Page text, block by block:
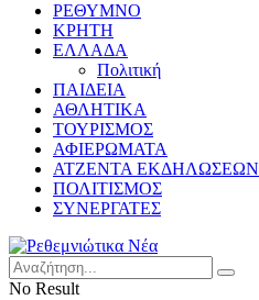
ΡΕΘΥΜΝΟ
ΚΡΗΤΗ
ΕΛΛΑΔΑ
Πολιτική
ΠΑΙΔΕΙΑ
ΑΘΛΗΤΙΚΑ
ΤΟΥΡΙΣΜΟΣ
ΑΦΙΕΡΩΜΑΤΑ
ΑΤΖΕΝΤΑ ΕΚΔΗΛΩΣΕΩΝ
ΠΟΛΙΤΙΣΜΟΣ
ΣΥΝΕΡΓΑΤΕΣ
No Result